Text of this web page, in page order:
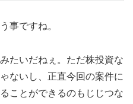
事ですね。
たいだねぇ。ただ株投資な
ないし、正直今回の案件に
ことができるのもじじつな